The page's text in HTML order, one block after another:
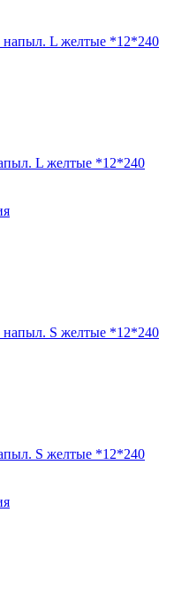
L желтые *12*240
S желтые *12*240